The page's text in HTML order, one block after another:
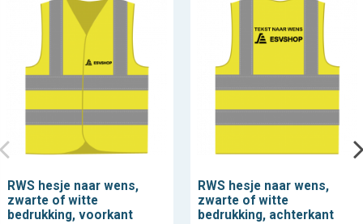
RWS hesje naar wens,
zwarte of witte
bedrukking, voorkant
RWS hesje naar wens,
zwarte of witte
bedrukking, achterkant